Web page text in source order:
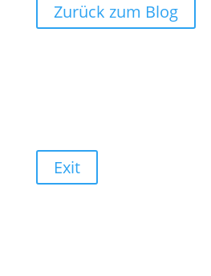
Zurück zum Blog
Exit